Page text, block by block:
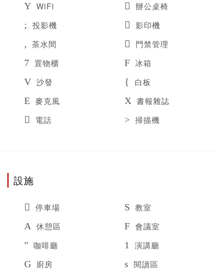
WiFi
辦公桌椅
投影機
影印機
茶水間
門禁管理
置物櫃
冰箱
沙發
白板
麥克風
書報雜誌
電話
掃描機
設施
停車場
教室
休憩區
會議室
咖啡廳
演講廳
廚房
閱讀區